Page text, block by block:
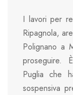
I lavori per
Ripagnola,
Polignano a
proseguire.
Puglia che
sospensiva